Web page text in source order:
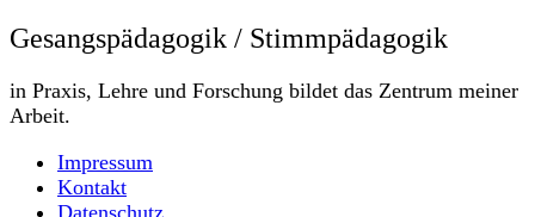
Gesangspädagogik / Stimmpädagogik
in Praxis, Lehre und Forschung bildet das Zentrum meiner
Arbeit.
Impressum
Kontakt